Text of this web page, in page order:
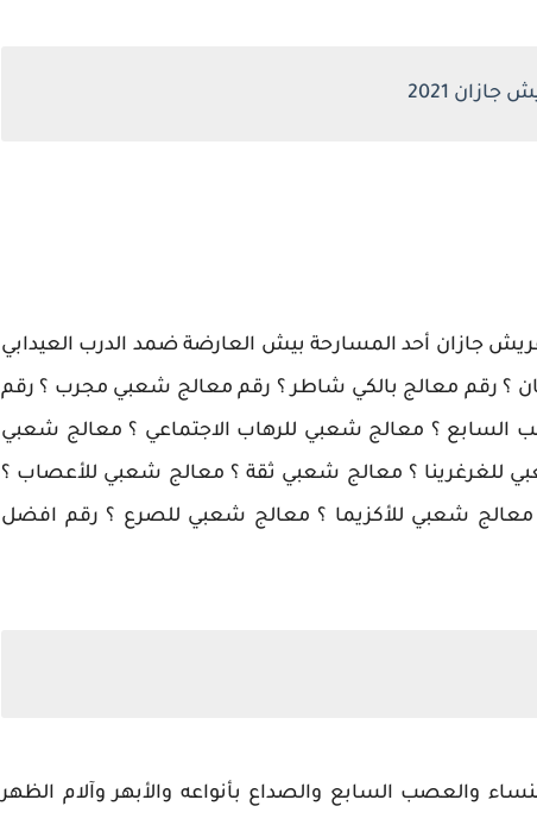
2021
جازان أحد المسارحة بيش العارضة ضمد الدرب العيدابي
؟ رقم معالج بالكي شاطر ؟ رقم معالج شعبي مجرب ؟ رقم
؟ معالج شعبي للرهاب الاجتماعي ؟ معالج شعبي
للغرغرينا ؟ معالج شعبي ثقة ؟ معالج شعبي للأعصاب ؟
شعبي للأكزيما ؟ معالج شعبي للصرع ؟ رقم افضل
والعصب السابع والصداع بأنواعه والأبهر وآلام الظهر